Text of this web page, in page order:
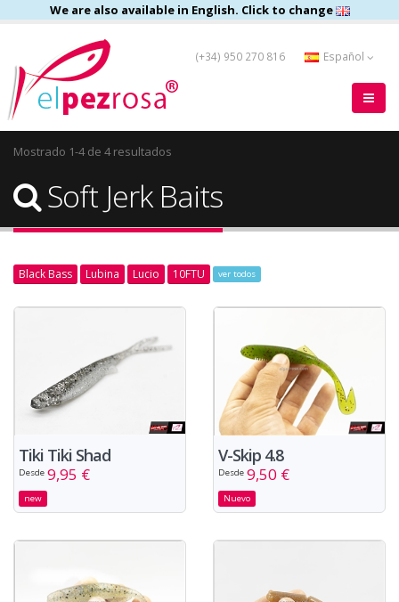
We are also available in English. Click to change
(+34) 950 270 816 Español
Mostrado 1-4 de 4 resultados
Soft Jerk Baits
Black Bass Lubina Lucio 10FTU ver todos
Tiki Tiki Shad
Desde 9,95 €
new
V-Skip 4.8
Desde 9,50 €
Nuevo